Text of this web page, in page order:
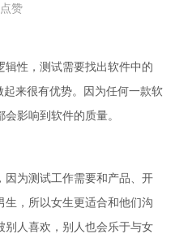
赞
性，测试需要找出软件中的
来很有优势。因为任何一款软
影响到软件的质量。
因为测试工作需要和产品、开
，所以女生更适合和他们沟
别人喜欢，别人也会乐于与女